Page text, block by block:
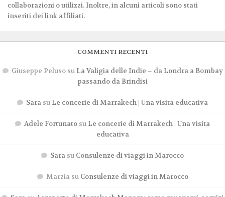
collaborazioni o utilizzi. Inoltre, in alcuni articoli sono stati
inseriti dei link affiliati.
COMMENTI RECENTI
Giuseppe Pelusosu La Valigia delle Indie – da Londra a Bombay
passando da Brindisi
Sara su Le concerie di Marrakech | Una visita educativa
Adele Fortunato su Le concerie di Marrakech | Una visita
educativa
Sara su Consulenze di viaggi in Marocco
Marziasu Consulenze di viaggi in Marocco